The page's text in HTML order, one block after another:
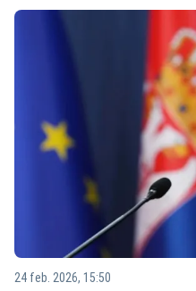
24 feb. 2026, 15:50